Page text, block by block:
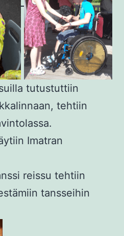
tutustuttiin
tehtiin
Imatran
reissu tehtiin
tansseihin